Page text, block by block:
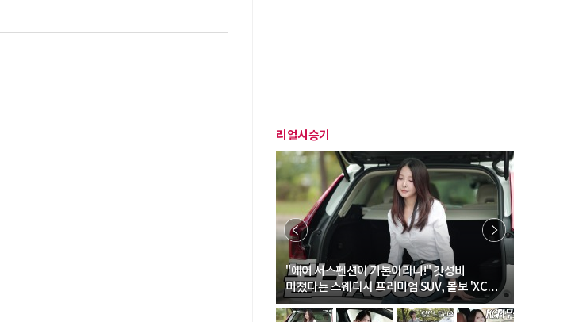
리얼시승기
"에어 서스펜션이 기본이라니!" 갓성비
미쳤다는 스웨디시 프리미엄 SUV, 볼보 'XC60
B5 울트라'